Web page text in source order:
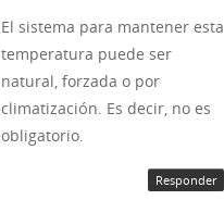
El sistema para mantener esta
temperatura puede ser
natural, forzada o por
climatización. Es decir, no es
obligatorio.
Responder